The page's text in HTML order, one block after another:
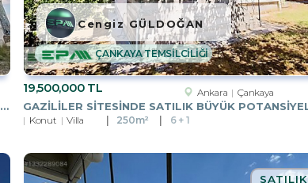
CRYSTAL TOWERDA 27. KATTA SATILIK 2+1 LÜKS DAİRE
19,500,000 TL Ankara Çankaya
Konut Villa 250m² 6 + 1
ÇANKAYA TEMSİLCİLİĞİ
Cengiz GÜLDOĞAN
SATILIK